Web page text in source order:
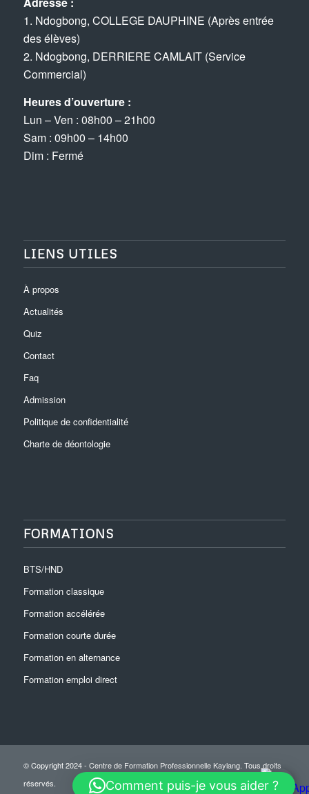
1. Ndogbong, COLLEGE DAUPHINE (Après entrée
des élèves)
2. Ndogbong, DERRIERE CAMLAIT (Service
Commercial)
Heures d’ouverture :
Lun – Ven : 08h00 – 21h00
Sam : 09h00 – 14h00
Dim : Fermé
LIENS UTILES
À propos
Actualités
Quiz
Contact
Faq
Admission
Politique de confidentialité
Charte de déontologie
FORMATIONS
BTS/HND
Formation classique
Formation accélérée
Formation courte durée
Formation en alternance
Formation emploi direct
© Copyright 2024 - Centre de Formation Professionnelle Kaylang. Tous droits
réservés.
Comment puis-je vous aider ?